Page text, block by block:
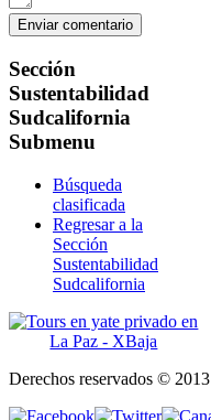
Sección
Sustentabilidad
Sudcalifornia
Submenu
Búsqueda
clasificada
Regresar a la
Sección
Sustentabilidad
Sudcalifornia
Derechos reservados © 2013